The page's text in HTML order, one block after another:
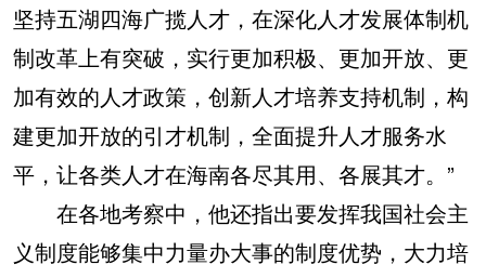
坚持五湖四海广揽人才，在深化人才发展体制机
制改革上有突破，实行更加积极、更加开放、更
加有效的人才政策，创新人才培养支持机制，构
建更加开放的引才机制，全面提升人才服务水
平，让各类人才在海南各尽其用、各展其才。”
在各地考察中，他还指出要发挥我国社会主
义制度能够集中力量办大事的制度优势，大力培